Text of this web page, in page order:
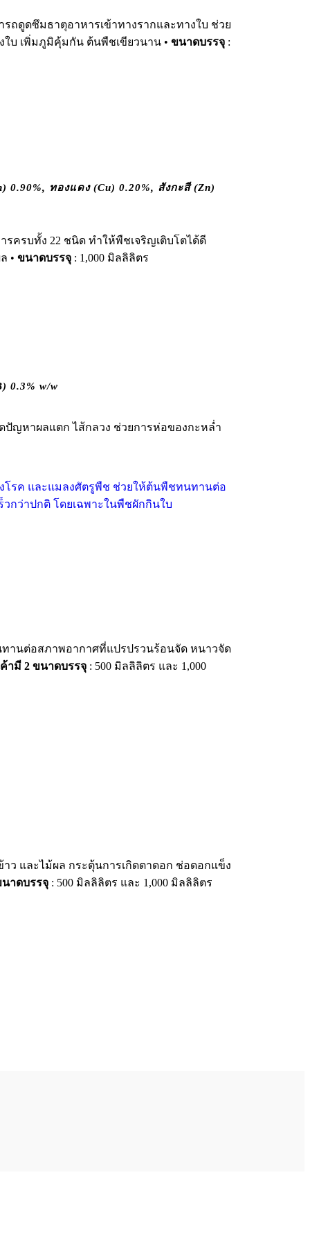
ถดูดซึมธาตุอาหารเข้าทางรากและทางใบ ช่วย
ใบ เพิ่มภูมิคุ้มกัน ต้นพืชเขียวนาน • ขนาดบรรจุ :
ทองแดง (Cu) 0.20%, สังกะสี (Zn)
ครบทั้ง 22 ชนิด ทำให้พืชเจริญเติบโตได้ดี
• ขนาดบรรจุ : 1,000 มิลลิลิตร
0.3% w/w
ปัญหาผลแตก ไส้กลวง ช่วยการห่อของกะหล่ำ
านต่อสภาพอากาศที่แปรปรวนร้อนจัด หนาวจัด
ามี 2 ขนาดบรรจุ : 500 มิลลิลิตร และ 1,000
ว และไม้ผล กระตุ้นการเกิดตาดอก ช่อดอกแข็ง
าดบรรจุ : 500 มิลลิลิตร และ 1,000 มิลลิลิตร